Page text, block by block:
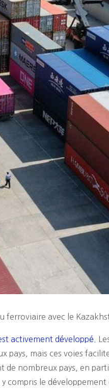
ferroviaire avec le
activement développé.
pays, mais ces voies
de nombreux pays, en
compris le